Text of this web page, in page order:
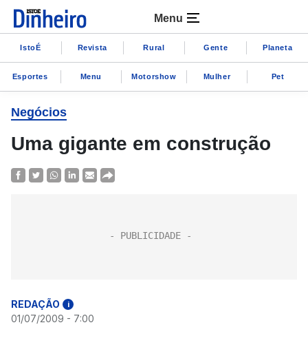
Menu
IstoÉ Revista Rural Gente Planeta
Esportes Menu Motorshow Mulher Pet
Negócios
Uma gigante em construção
REDAÇÃO i
01/07/2009 - 7:00